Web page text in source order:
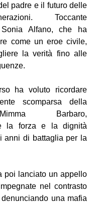
padre e il futuro delle
Toccante
Sonia Alfano, che ha
come un eroe civile,
la verità fino alle
ha voluto ricordare
scomparsa della
Barbaro,
la forza e la dignità
anni di battaglia per la
poi lanciato un appello
nel contrasto
una mafia